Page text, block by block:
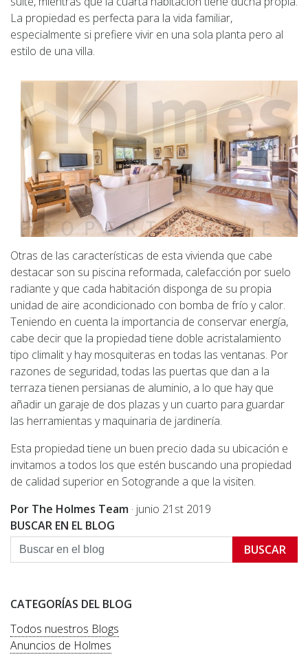
La propiedad es perfecta para la vida familiar,
especialmente si prefiere vivir en una sola planta pero al
estilo de una villa.
Otras de las características de esta vivienda que cabe
destacar son su piscina reformada, calefacción por suelo
radiante y que cada habitación disponga de su propia
unidad de aire acondicionado con bomba de frío y calor.
Teniendo en cuenta la importancia de conservar energía,
cabe decir que la propiedad tiene doble acristalamiento
tipo climalit y hay mosquiteras en todas las ventanas. Por
razones de seguridad, todas las puertas que dan a la
terraza tienen persianas de aluminio, a lo que hay que
añadir un garaje de dos plazas y un cuarto para guardar
las herramientas y maquinaria de jardinería.
Esta propiedad tiene un buen precio dada su ubicación e
invitamos a todos los que estén buscando una propiedad
de calidad superior en Sotogrande a que la visiten.
Por The Holmes Team · junio 21st 2019
BUSCAR EN EL BLOG
BUSCAR
CATEGORÍAS DEL BLOG
Todos nuestros Blogs
Anuncios de Holmes